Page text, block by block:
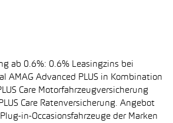
ab 0.6%: 0.6% Leasingzins bei
AMAG Advanced PLUS in Kombination
Care Motorfahrzeugversicherung
Care Ratenversicherung. Angebot
in-Occasionsfahrzeuge der Marken